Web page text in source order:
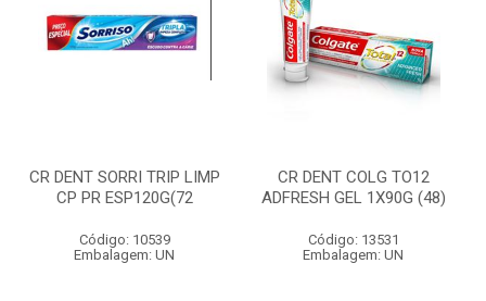
CR DENT SORRI TRIP LIMP
CP PR ESP120G(72
Código: 10539
Embalagem: UN
CR DENT COLG TO12
ADFRESH GEL 1X90G (48)
Código: 13531
Embalagem: UN